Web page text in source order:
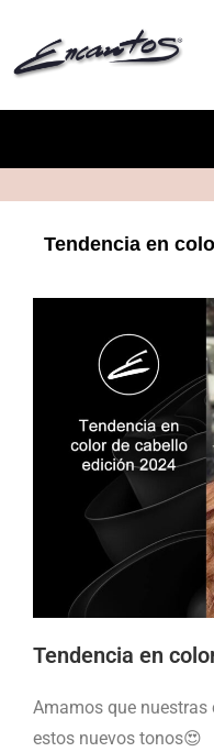
Tendencia en
Tendencia en
Amamos que
estos nuevos tonos😍